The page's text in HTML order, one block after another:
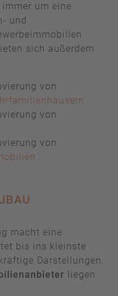
um eine
und
sich außerdem
von
von
von
macht eine
bis ins kleinste
Darstellungen.
liegen